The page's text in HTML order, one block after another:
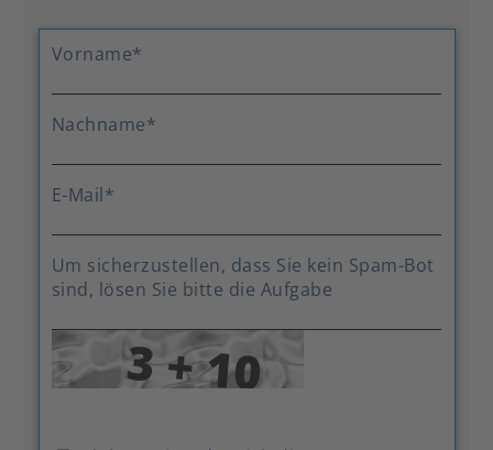
Vorname*
Nachname*
E-Mail*
Um sicherzustellen, dass Sie kein Spam-Bot
sind, lösen Sie bitte die Aufgabe